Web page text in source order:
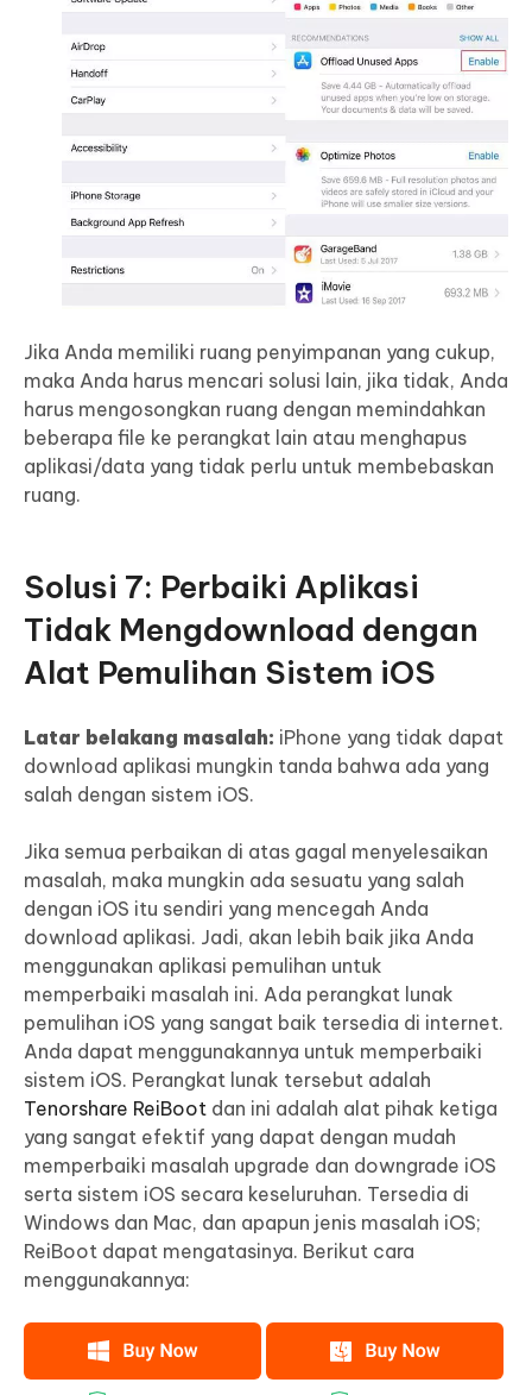
Jika Anda memiliki ruang penyimpanan yang cukup,
maka Anda harus mencari solusi lain, jika tidak, Anda
harus mengosongkan ruang dengan memindahkan
beberapa file ke perangkat lain atau menghapus
aplikasi/data yang tidak perlu untuk membebaskan
ruang.
Solusi 7: Perbaiki Aplikasi
Tidak Mengdownload dengan
Alat Pemulihan Sistem iOS
Latar belakang masalah: iPhone yang tidak dapat
download aplikasi mungkin tanda bahwa ada yang
salah dengan sistem iOS.
Jika semua perbaikan di atas gagal menyelesaikan
masalah, maka mungkin ada sesuatu yang salah
dengan iOS itu sendiri yang mencegah Anda
download aplikasi. Jadi, akan lebih baik jika Anda
menggunakan aplikasi pemulihan untuk
memperbaiki masalah ini. Ada perangkat lunak
pemulihan iOS yang sangat baik tersedia di internet.
Anda dapat menggunakannya untuk memperbaiki
sistem iOS. Perangkat lunak tersebut adalah
Tenorshare ReiBoot dan ini adalah alat pihak ketiga
yang sangat efektif yang dapat dengan mudah
memperbaiki masalah upgrade dan downgrade iOS
serta sistem iOS secara keseluruhan. Tersedia di
Windows dan Mac, dan apapun jenis masalah iOS;
ReiBoot dapat mengatasinya. Berikut cara
menggunakannya: